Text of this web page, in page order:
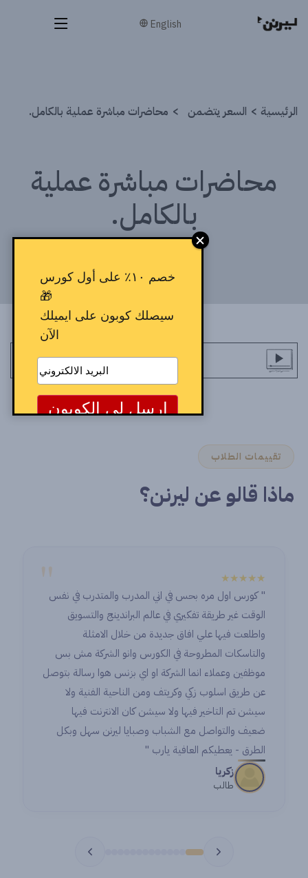
English
الرئيسية السعر يتضمن محاضرات مباشرة عملية بالكامل.
محاضرات مباشرة عملية
بالكامل.
تقييمات الطلاب
ماذا قالو عن ليرنن؟
"
★★★★★
" كورس اول مره بحس في اني المدرب والمتدرب في نفس
الوقت غير طريقة تفكيري في عالم البراندينج والتسويق
واطلعت فيها علي افاق جديدة من خلال الامثلة
والتاسكات المطروحة في الكورس وانو الشركة مش بس
موظفين وعملاء انما الشركة او اي بزنس هوا رسالة بتوصل
عن طريق اسلوب زكي وكريتف ومن الناحية الفنية ولا
سيشن تم التاخير فيها ولا سيشن كان الانترنت فيها
ضعيف والتواصل مع الشباب وصبايا ليرنن سهل وبكل
الطرق - يعطيكم العافية يارب "
زكريا
طالب
خصم ١٠٪ على أول كورس
🎁
سيصلك كوبون على ايميلك
الآن